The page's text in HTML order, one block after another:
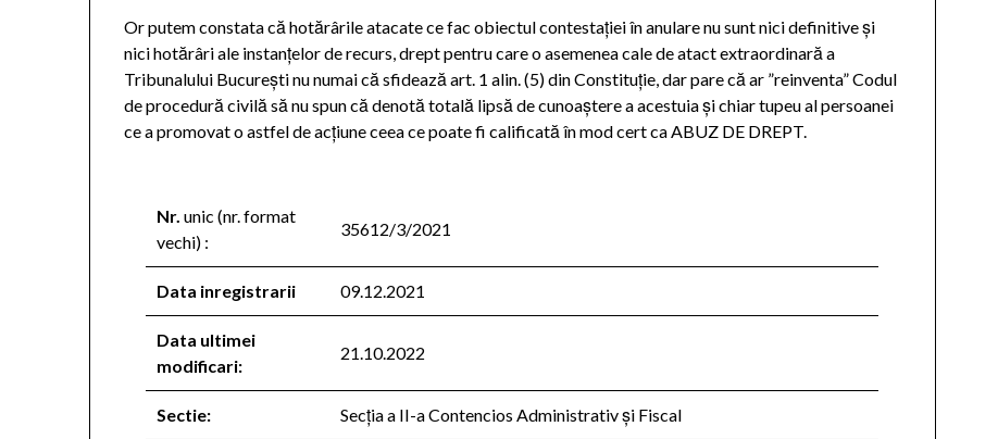
Or putem constata că hotărârile atacate ce fac obiectul contestației în anulare nu sunt nici definitive și
nici hotărâri ale instanțelor de recurs, drept pentru care o asemenea cale de atact extraordinară a
Tribunalului București nu numai că sfidează art. 1 alin. (5) din Constituție, dar pare că ar ”reinventa” Codul
de procedură civilă să nu spun că denotă totală lipsă de cunoaștere a acestuia și chiar tupeu al persoanei
ce a promovat o astfel de acțiune ceea ce poate fi calificată în mod cert ca ABUZ DE DREPT.
Nr. unic (nr. format
vechi) :
35612/3/2021
Data inregistrarii 09.12.2021
Data ultimei
modificari:
21.10.2022
Sectie: Secţia a II-a Contencios Administrativ şi Fiscal